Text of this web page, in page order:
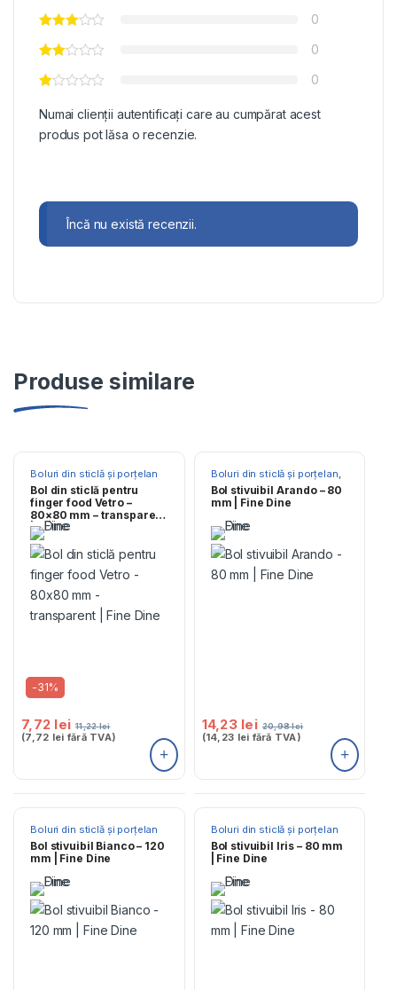
0
0
0
Numai clienții autentificați care au cumpărat acest
produs pot lăsa o recenzie.
Încă nu există recenzii.
Produse similare
Boluri din sticlă și porțelan
-31%
Bol din sticlă pentru
finger food Vetro –
80×80 mm – transparent
| Fine Dine
7,72 lei 11,22lei
(7,72 lei fără TVA)
Boluri din sticlă și porțelan,
Farfurii
Bol stivuibil Arando – 80
mm | Fine Dine
14,23 lei 20,98lei
(14,23 lei fără TVA)
Boluri din sticlă și porțelan
Bol stivuibil Bianco – 120
mm | Fine Dine
Boluri din sticlă și porțelan
Bol stivuibil Iris – 80 mm
| Fine Dine